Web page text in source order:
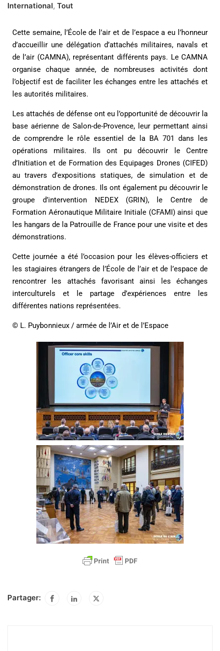
International, Tout
Cette semaine, l’École de l’air et de l’espace a eu l’honneur
d’accueillir une délégation d’attachés militaires, navals et
de l’air (CAMNA), représentant différents pays. Le CAMNA
organise chaque année, de nombreuses activités dont
l’objectif est de faciliter les échanges entre les attachés et
les autorités militaires.
Les attachés de défense ont eu l’opportunité de découvrir la
base aérienne de Salon-de-Provence, leur permettant ainsi
de comprendre le rôle essentiel de la BA 701 dans les
opérations militaires. Ils ont pu découvrir le Centre
d’Initiation et de Formation des Equipages Drones (CIFED)
au travers d’expositions statiques, de simulation et de
démonstration de drones. Ils ont également pu découvrir le
groupe d’intervention NEDEX (GRIN), le Centre de
Formation Aéronautique Militaire Initiale (CFAMI) ainsi que
les hangars de la Patrouille de France pour une visite et des
démonstrations.
Cette journée a été l’occasion pour les élèves-officiers et
les stagiaires étrangers de l’École de l’air et de l’espace de
rencontrer les attachés favorisant ainsi les échanges
interculturels et le partage d’expériences entre les
différentes nations représentées.
© L. Puybonnieux / armée de l’Air et de l’Espace
Partager: